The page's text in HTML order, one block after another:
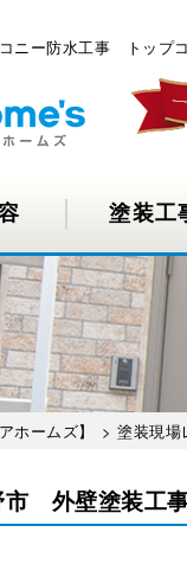
ー防水工事 トップコ
塗装工
ホームズ】 > 塗装現場
市 外壁塗装工